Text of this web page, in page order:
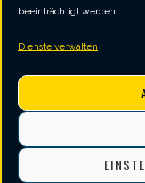
beeinträchtigt werden.
Dienste verwalten
blieb in Vagen.
Die 4.
dass ein 0:4
Grund sein
stecken.